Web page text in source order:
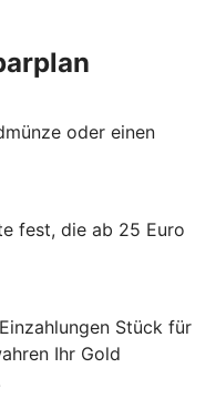
oder einen
fest, die ab 25 Euro
Stück für
Ihr Gold